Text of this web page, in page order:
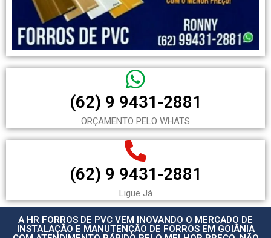
(62) 9 9431-2881
ORÇAMENTO PELO WHATS
(62) 9 9431-2881
Ligue Já
A HR FORROS DE PVC VEM INOVANDO O MERCADO DE
INSTALAÇÃO E MANUTENÇÃO DE FORROS EM GOIÂNIA